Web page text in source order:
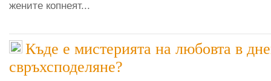
жените копнеят...
Къде е мистерията на любовта в
свръхсподеляне?